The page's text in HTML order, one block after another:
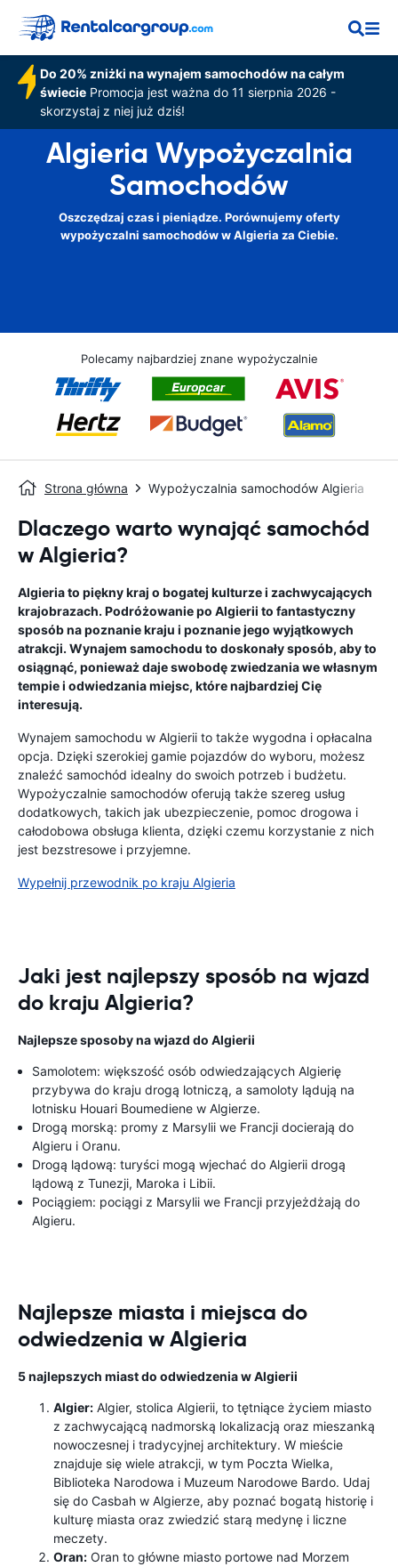
Do 20% zniżki na wynajem samochodów na całym
świeciePromocja jest ważna do 11 sierpnia 2026 -
skorzystaj z niej już dziś!
Algieria Wypożyczalnia
Samochodów
Oszczędzaj czas i pieniądze. Porównujemy oferty
wypożyczalni samochodów w Algieria za Ciebie.
Polecamy najbardziej znane wypożyczalnie
Strona główna Wypożyczalnia samochodów Algieria
Dlaczego warto wynająć samochód
w Algieria?
Algieria to piękny kraj o bogatej kulturze i zachwycających
krajobrazach. Podróżowanie po Algierii to fantastyczny
sposób na poznanie kraju i poznanie jego wyjątkowych
atrakcji. Wynajem samochodu to doskonały sposób, aby to
osiągnąć, ponieważ daje swobodę zwiedzania we własnym
tempie i odwiedzania miejsc, które najbardziej Cię
interesują.
Wynajem samochodu w Algierii to także wygodna i opłacalna
opcja. Dzięki szerokiej gamie pojazdów do wyboru, możesz
znaleźć samochód idealny do swoich potrzeb i budżetu.
Wypożyczalnie samochodów oferują także szereg usług
dodatkowych, takich jak ubezpieczenie, pomoc drogowa i
całodobowa obsługa klienta, dzięki czemu korzystanie z nich
jest bezstresowe i przyjemne.
Wypełnij przewodnik po kraju Algieria
Jaki jest najlepszy sposób na wjazd
do kraju Algieria?
Najlepsze sposoby na wjazd do Algierii
Samolotem: większość osób odwiedzających Algierię
przybywa do kraju drogą lotniczą, a samoloty lądują na
lotnisku Houari Boumediene w Algierze.
Drogą morską: promy z Marsylii we Francji docierają do
Algieru i Oranu.
Drogą lądową: turyści mogą wjechać do Algierii drogą
lądową z Tunezji, Maroka i Libii.
Pociągiem: pociągi z Marsylii we Francji przyjeżdżają do
Algieru.
Najlepsze miasta i miejsca do
odwiedzenia w Algieria
5 najlepszych miast do odwiedzenia w Algierii
Algier: Algier, stolica Algierii, to tętniące życiem miasto
z zachwycającą nadmorską lokalizacją oraz mieszanką
nowoczesnej i tradycyjnej architektury. W mieście
znajduje się wiele atrakcji, w tym Poczta Wielka,
Biblioteka Narodowa i Muzeum Narodowe Bardo. Udaj
się do Casbah w Algierze, aby poznać bogatą historię i
kulturę miasta oraz zwiedzić starą medynę i liczne
meczety.
Oran: Oran to główne miasto portowe nad Morzem